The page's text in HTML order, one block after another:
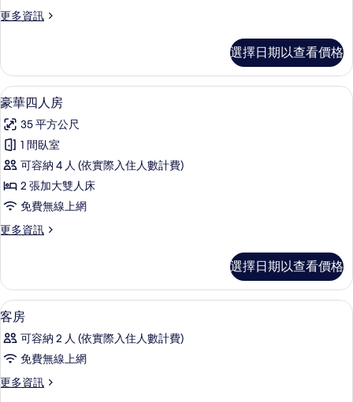
的
有
相
片
更多資訊
更
雙
人
房
詳
情
選擇日期以查看價格
顯
示
豪
華
四
人
的
有
相
片
高級寢具、羽絨被、筆電工作空間、
4
豪華四人房
35 平方公尺
1 間臥室
可容納 4 人 (依實際入住人數計費)
2 張加大雙人床
免費無線上網
更多資訊
更
四
人
房
詳
情
選擇日期以查看價格
顯
示
客
的
高級寢具、羽絨被、筆電工作空間、
5
客房
可容納 2 人 (依實際入住人數計費)
免費無線上網
更多資訊
更